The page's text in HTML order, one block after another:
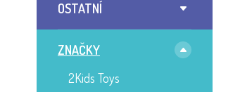
OSTATNÍ
ZNAČKY
2Kids Toys